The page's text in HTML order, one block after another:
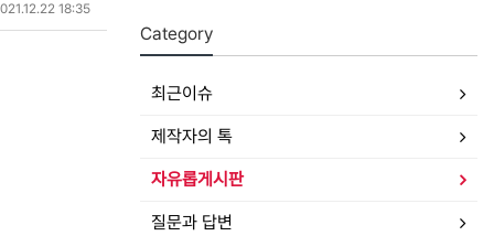
18:35
Category
최근이슈
제작자의 톡
자유롭게시판
질문과 답변